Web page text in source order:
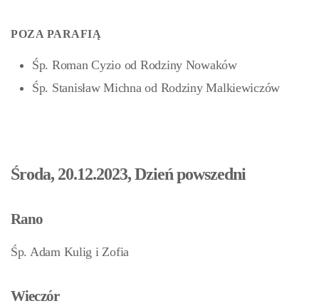
POZA PARAFIĄ
Śp. Roman Cyzio od Rodziny Nowaków
Śp. Stanisław Michna od Rodziny Malkiewiczów
Środa, 20.12.2023, Dzień powszedni
Rano
Śp. Adam Kulig i Zofia
Wieczór